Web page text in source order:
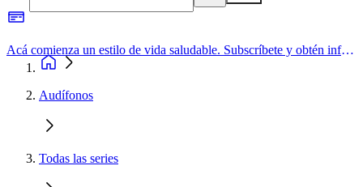
Acá comienza un estilo de vida saludable. Subscríbete y obtén información de primera mano
Audífonos
Todas las series